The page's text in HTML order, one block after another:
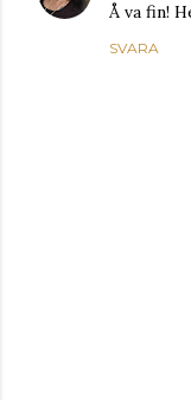
Å va fin!
SVARA